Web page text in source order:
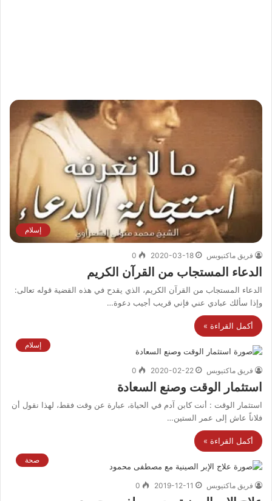
إسلام
فريق ماكتيوبس 2020-03-18
0
الدعاء المستجاب من القرآن الكريم
الدعاء المستجاب من القرآن الكريم، الذي يقدح في هذه القضية قوله تعالى:
وإذا سألك عبادي عني فإني قريب أجيب دعوة…
أكمل القراءة »
إسلام
فريق ماكتيوبس 2020-02-22
0
استثمار الوقت وصنع السعادة
استثمار الوقت : أنت كابن آدم في الحياة، عبارة عن وقت فقط، لهذا نقول أن
فلاناً عاش إلى عمر الستين…
أكمل القراءة »
صحة
فريق ماكتيوبس 2019-12-11
0